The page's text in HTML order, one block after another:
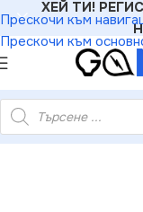
Прескочи към
Прескочи към
ХЕЙ ТИ!
»Розетки»